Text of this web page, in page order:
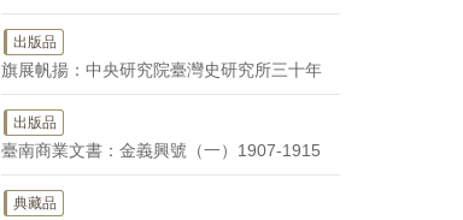
出版品
旗展帆揚：中央研究院臺灣史研究所三十年
出版品
臺南商業文書：金義興號（一）1907-1915
典藏品